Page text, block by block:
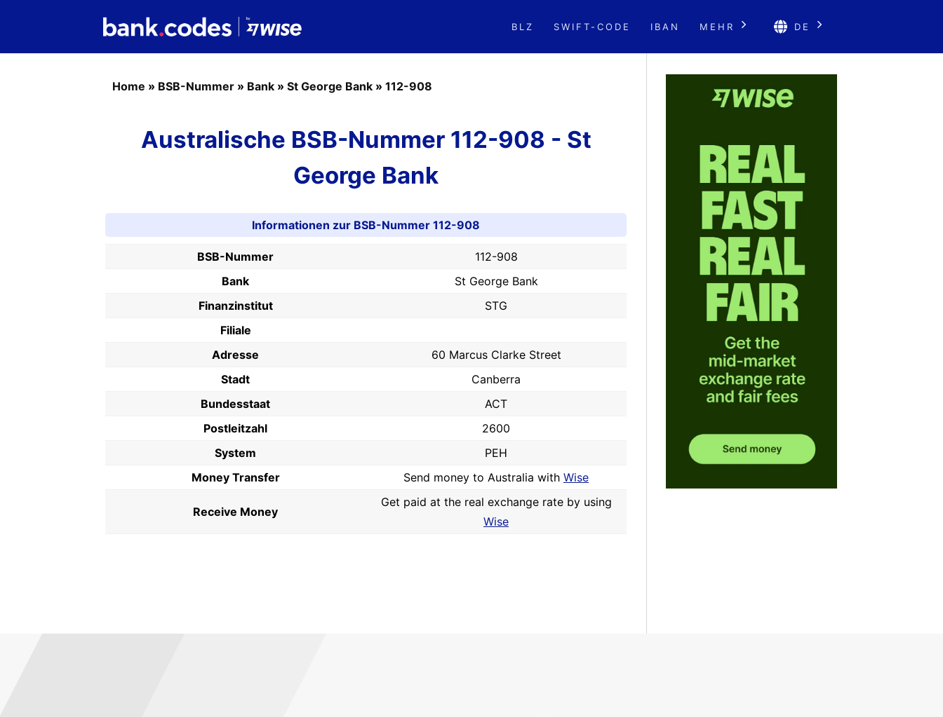
BLZ SWIFT-CODE IBAN MEHR DE
Home » BSB-Nummer » Bank » St George Bank » 112-908
Australische BSB-Nummer 112-908 - St
George Bank
Informationen zur BSB-Nummer 112-908
BSB-Nummer
112-908
Bank
St George Bank
Finanzinstitut
STG
Filiale
Adresse
60 Marcus Clarke Street
Stadt
Canberra
Bundesstaat
ACT
Postleitzahl
2600
System
PEH
Money Transfer
Send money to Australia with Wise
Receive Money
Get paid at the real exchange rate by using
Wise